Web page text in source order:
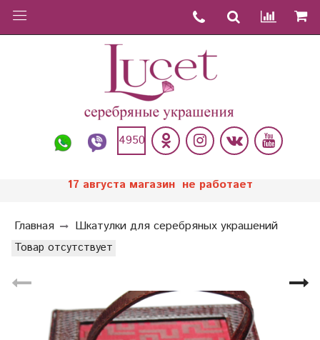
4950
17 августа магазин не работает
Главная Шкатулки для серебряных украшений
Товар отсутствует